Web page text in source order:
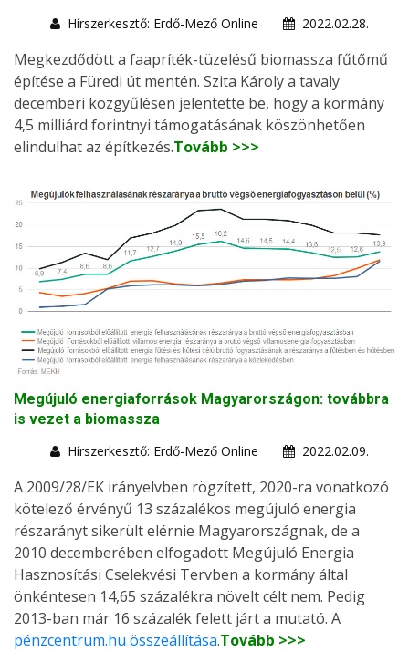
Hírszerkesztő: Erdő-Mező Online
2022.02.28.
Megkezdődött a faapríték-tüzelésű biomassza fűtőmű
építése a Füredi út mentén. Szita Károly a tavaly
decemberi közgyűlésen jelentette be, hogy a kormány
4,5 milliárd forintnyi támogatásának köszönhetően
elindulhat az építkezés.Tovább >>>
Megújuló energiaforrások Magyarországon: továbbra
is vezet a biomassza
Hírszerkesztő: Erdő-Mező Online
2022.02.09.
A 2009/28/EK irányelvben rögzített, 2020-ra vonatkozó
kötelező érvényű 13 százalékos megújuló energia
részarányt sikerült elérnie Magyarországnak, de a
2010 decemberében elfogadott Megújuló Energia
Hasznosítási Cselekvési Tervben a kormány által
önkéntesen 14,65 százalékra növelt célt nem. Pedig
2013-ban már 16 százalék felett járt a mutató. A
pénzcentrum.hu összeállítása.Tovább >>>